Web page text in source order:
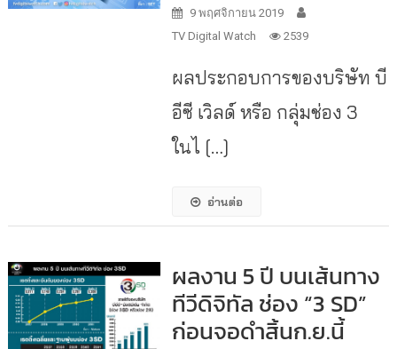
9 พฤศจิกายน 2019
TV Digital Watch
2539
ผลประกอบการของบริษัท บี
อีซี เวิลด์ หรือ กลุ่มช่อง 3
ในไ […]
อ่านต่อ
ผลงาน 5 ปี บนเส้นทาง
ทีวีดิจิทัล ช่อง “3 SD”
ก่อนจอดำสิ้นก.ย.นี้